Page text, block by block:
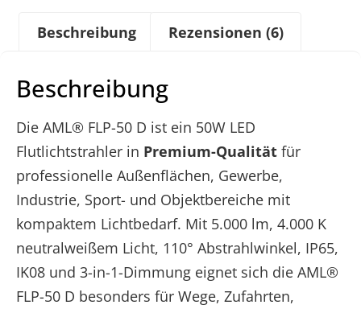
Beschreibung Rezensionen (6)
Beschreibung
Die AML® FLP-50 D ist ein 50W LED
Flutlichtstrahler in Premium-Qualität für
professionelle Außenflächen, Gewerbe,
Industrie, Sport- und Objektbereiche mit
kompaktem Lichtbedarf. Mit 5.000 lm, 4.000 K
neutralweißem Licht, 110° Abstrahlwinkel, IP65,
IK08 und 3-in-1-Dimmung eignet sich die AML®
FLP-50 D besonders für Wege, Zufahrten,